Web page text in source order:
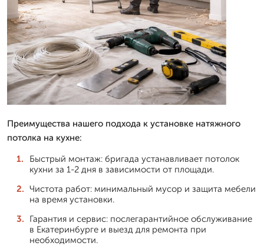
Преимущества нашего подхода к установке натяжного
потолка на кухне:
Быстрый монтаж: бригада устанавливает потолок
кухни за 1-2 дня в зависимости от площади.
Чистота работ: минимальный мусор и защита мебели
на время установки.
Гарантия и сервис: послегарантийное обслуживание
в Екатеринбурге и выезд для ремонта при
необходимости.